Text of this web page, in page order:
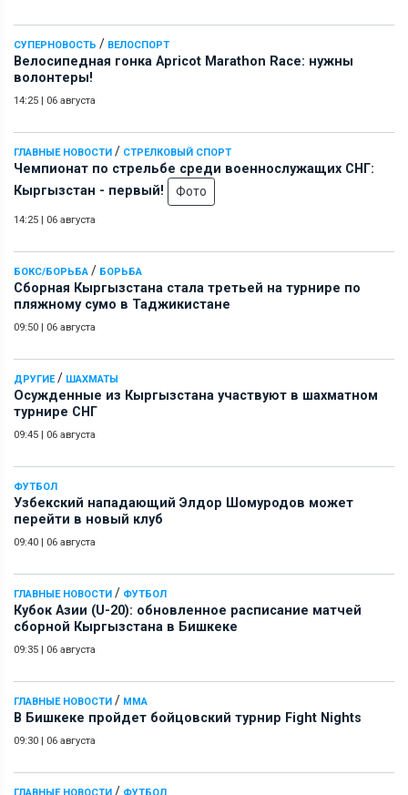
СУПЕРНОВОСТЬ / ВЕЛОСПОРТ
Велосипедная гонка Apricot Marathon Race: нужны
волонтеры!
14:25 | 06 августа
ГЛАВНЫЕ НОВОСТИ / СТРЕЛКОВЫЙ СПОРТ
Чемпионат по стрельбе среди военнослужащих СНГ:
Кыргызстан - первый!
Фото
14:25 | 06 августа
БОКС/БОРЬБА / БОРЬБА
Сборная Кыргызстана стала третьей на турнире по
пляжному сумо в Таджикистане
09:50 | 06 августа
ДРУГИЕ/ ШАХМАТЫ
Осужденные из Кыргызстана участвуют в шахматном
турнире СНГ
09:45 | 06 августа
ФУТБОЛ
Узбекский нападающий Элдор Шомуродов может
перейти в новый клуб
09:40 | 06 августа
ГЛАВНЫЕ НОВОСТИ / ФУТБОЛ
Кубок Азии (U-20): обновленное расписание матчей
сборной Кыргызстана в Бишкеке
09:35 | 06 августа
ГЛАВНЫЕ НОВОСТИ / ММА
В Бишкеке пройдет бойцовский турнир Fight Nights
09:30 | 06 августа
ГЛАВНЫЕ НОВОСТИ / ФУТБОЛ